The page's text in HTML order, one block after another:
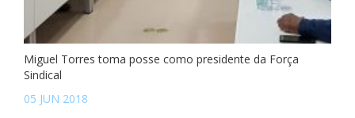
Miguel Torres toma posse como presidente da Força
Sindical
05 JUN 2018